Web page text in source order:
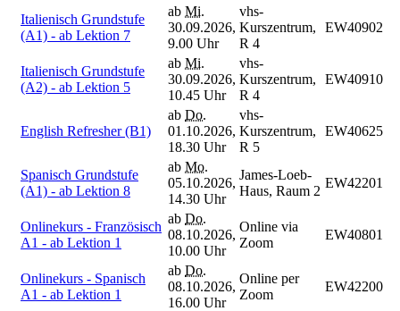
Italienisch Grundstufe
(A1) - ab Lektion 7
ab Mi.
30.09.2026,
9.00 Uhr
vhs-
Kurszentrum,
R 4
EW40902
Italienisch Grundstufe
(A2) - ab Lektion 5
ab Mi.
30.09.2026,
10.45 Uhr
vhs-
Kurszentrum,
R 4
EW40910
English Refresher (B1)
ab Do.
01.10.2026,
18.30 Uhr
vhs-
Kurszentrum,
R 5
EW40625
Spanisch Grundstufe
(A1) - ab Lektion 8
ab Mo.
05.10.2026,
14.30 Uhr
James-Loeb-
Haus, Raum 2
EW42201
Onlinekurs - Französisch
A1 - ab Lektion 1
ab Do.
08.10.2026,
10.00 Uhr
Online via
Zoom
EW40801
Onlinekurs - Spanisch
A1 - ab Lektion 1
ab Do.
08.10.2026,
16.00 Uhr
Online per
Zoom
EW42200